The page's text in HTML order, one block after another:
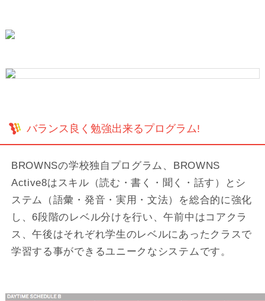
バランス良く勉強出来るプログラム!
BROWNSの学校独自プログラム、BROWNS
Active8はスキル（読む・書く・聞く・話す）とシ
ステム（語彙・発音・実用・文法）を総合的に強化
し、6段階のレベル分けを行い、午前中はコアクラ
ス、午後はそれぞれ学生のレベルにあったクラスで
学習する事ができるユニークなシステムです。